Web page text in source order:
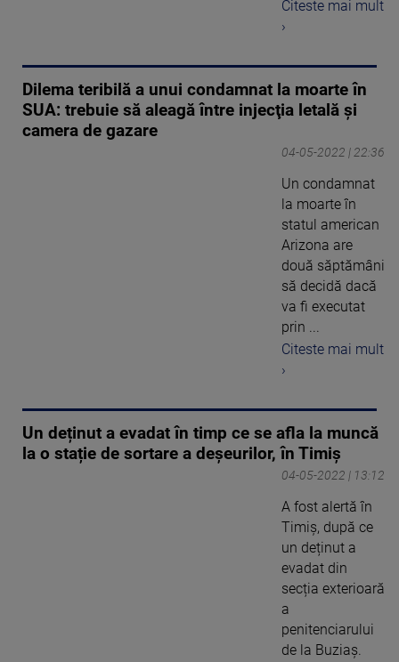
Citeste mai mult
›
Dilema teribilă a unui condamnat la moarte în
SUA: trebuie să aleagă între injecţia letală şi
camera de gazare
04-05-2022 | 22:36
Un condamnat
la moarte în
statul american
Arizona are
două săptămâni
să decidă dacă
va fi executat
prin ...
Citeste mai mult
›
Un deținut a evadat în timp ce se afla la muncă
la o stație de sortare a deșeurilor, în Timiș
04-05-2022 | 13:12
A fost alertă în
Timiș, după ce
un deținut a
evadat din
secția exterioară
a
penitenciarului
de la Buziaș.